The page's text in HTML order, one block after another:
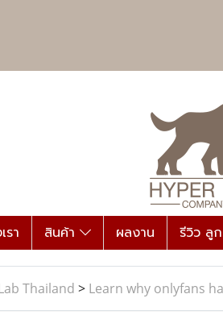
รา สินค้า ผลงาน รีวิว ลู
Thailand > Learn why onlyfans